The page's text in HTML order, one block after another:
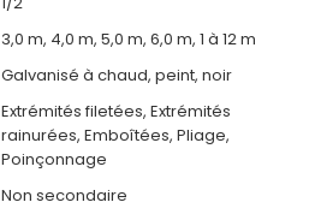
3,0 m, 4,0 m, 5,0 m, 6,0 m, 1 à 12 m
Galvanisé à chaud, peint, noir
Extrémités filetées, Extrémités
rainurées, Emboîtées, Pliage,
Poinçonnage
Non secondaire